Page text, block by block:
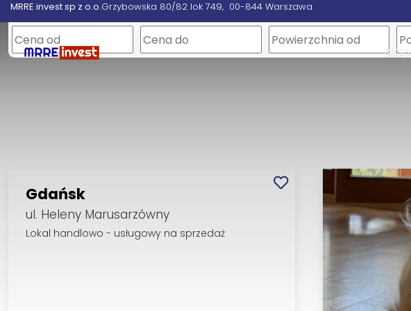
MRRE invest sp z o.o.Grzybowska 80/82 lok 749 00-844 Warszawa
BLOG
Gdańsk
ul. Heleny Marusarzówny
Lokal handlowo - usługowy na sprzedaż